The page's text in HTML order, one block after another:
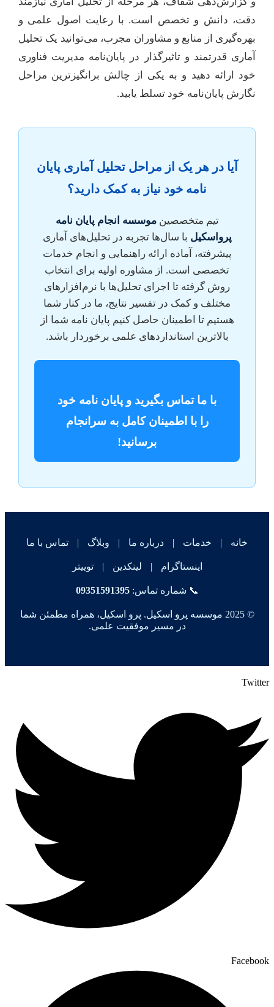
دقت، دانش و تخصص است. با رعایت اصول علمی و
بهره‌گیری از منابع و مشاوران مجرب، می‌توانید یک تحلیل
آماری قدرتمند و تاثیرگذار در پایان‌نامه مدیریت فناوری
خود ارائه دهید و به یکی از چالش برانگیزترین مراحل
نگارش پایان‌نامه خود تسلط یابید.
آیا در هر یک از مراحل تحلیل آماری پایان
نامه خود نیاز به کمک دارید؟
تیم متخصصینموسسه انجام پایان نامه
پرواسکیل با سال‌ها تجربه در تحلیل‌های آماری
پیشرفته، آماده ارائه راهنمایی و انجام خدمات
تخصصی است. از مشاوره اولیه برای انتخاب
روش گرفته تا اجرای تحلیل‌ها با نرم‌افزارهای
مختلف و کمک در تفسیر نتایج، ما در کنار شما
هستیم تا اطمینان حاصل کنیم پایان نامه شما از
بالاترین استانداردهای علمی برخوردار باشد.
با ما تماس بگیرید و پایان نامه خود
را با اطمینان کامل به سرانجام
برسانید!
خانه | خدمات | درباره ما | وبلاگ | تماس با ما
اینستاگرام | لینکدین | توییتر
📞 شماره تماس:09351591395
© 2025 موسسه پرو اسکیل. پرو اسکیل، همراه مطمئن شما
در مسیر موفقیت علمی.
Twitter
Facebook